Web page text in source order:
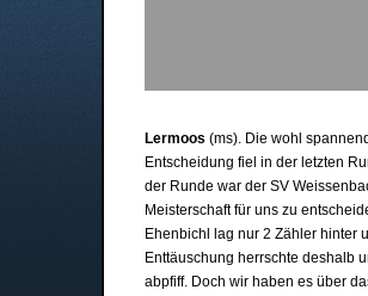
Lermoos (ms). Die wohl
Entscheidung fiel in der letzten
der Runde war der SV
Meisterschaft für uns zu
Ehenbichl lag nur 2 Zähler hinter
Enttäuschung herrschte deshalb
abpfiff. Doch wir haben es über